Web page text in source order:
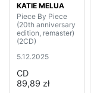
KATIE MELUA
Piece By Piece
(20th anniversary
edition, remaster)
(2CD)
5.12.2025
CD
89,89 zł